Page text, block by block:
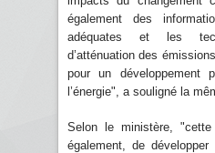
également des
adéquates et les
d’atténuation des
pour un développement
l’énergie", a souligné la
Selon le ministère, "cette
également, de